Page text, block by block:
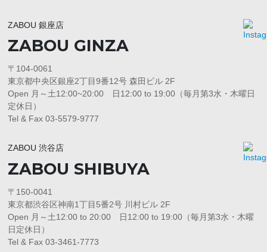
ZABOU 銀座店
ZABOU GINZA
〒104-0061
東京都中央区銀座2丁目9番12号 森田ビル 2F
Open 月～土12:00~20:00 日12:00 to 19:00（毎月第3水・木曜日
定休日）
Tel & Fax 03-5579-9777
ZABOU 渋谷店
ZABOU SHIBUYA
〒150-0041
東京都渋谷区神南1丁目5番2号 川村ビル 2F
Open 月～土12:00 to 20:00 日12:00 to 19:00（毎月第3水・木曜
日定休日）
Tel & Fax 03-3461-7773